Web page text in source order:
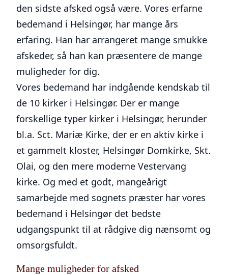
den sidste afsked også være. Vores erfarne
bedemand i Helsingør, har mange års
erfaring. Han har arrangeret mange smukke
afskeder, så han kan præsentere de mange
muligheder for dig.
Vores bedemand har indgående kendskab til
de 10 kirker i Helsingør. Der er mange
forskellige typer kirker i Helsingør, herunder
bl.a. Sct. Mariæ Kirke, der er en aktiv kirke i
et gammelt kloster, Helsingør Domkirke, Skt.
Olai, og den mere moderne Vestervang
kirke. Og med et godt, mangeårigt
samarbejde med sognets præster har vores
bedemand i Helsingør det bedste
udgangspunkt til at rådgive dig nænsomt og
omsorgsfuldt.
Mange muligheder for afsked